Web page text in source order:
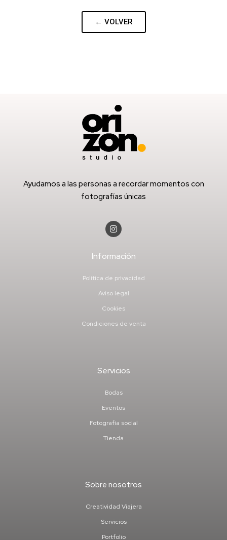
← VOLVER
Ayudamos a las personas a recordar momentos con
fotografías únicas
Información
Política de privacidad
Aviso legal
Cookies
Condiciones de venta
Servicios
Bodas
Eventos
Fotografía social
Tienda
Sobre nosotros
Creatividad Viajera
Servicios
Portfolio